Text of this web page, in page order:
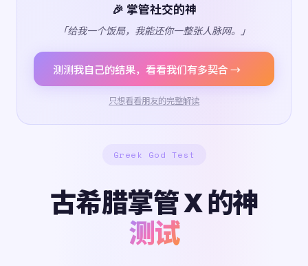
🎉 掌管社交的神
「给我一个饭局，我能还你一整张人脉网。」
测测我自己的结果，看看我们有多契合 →
只想看看朋友的完整解读
Greek God Test
古希腊掌管 X 的神
测试